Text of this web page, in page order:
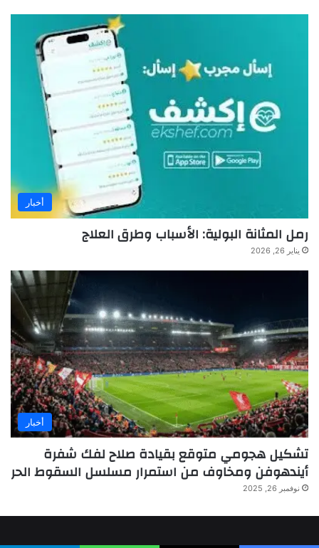
أخبار
رمل المثانة البولية: الأسباب وطرق العلاج
يناير 26, 2026
أخبار
تشكيل هجومي متوقع بقيادة صلاح لفك شفرة
أيندهوفن ومخاوف من استمرار مسلسل السقوط الحر
نوفمبر 26, 2025